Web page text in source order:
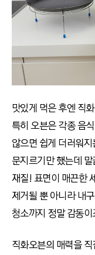
맛있게 먹은 후엔 직
특히 오븐은 각종 음
않으면 쉽게 더러워
문지르기만 했는데
재질! 표면이 매끈한
제거될 뿐 아니라 내
청소까지 정말 감동이
직화오븐의 매력을